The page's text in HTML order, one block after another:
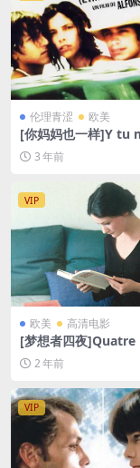
伦理青涩 欧美
[你妈妈也一样]Y tu
mbién (2001)[百度网
网盘1080P超清未删
5GB][中文字幕]
3 年前
VIP
欧美 高清电影
[梦想者四夜
d’un rêveur (1971)[
+夸克网盘1080P超
资源][网盘在线播放
4/5.4GB][中文字幕]
2 年前
VIP